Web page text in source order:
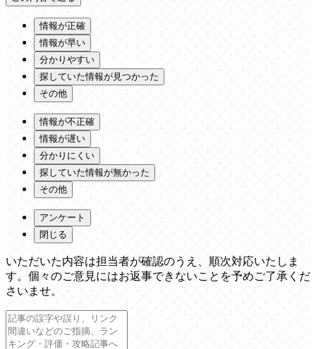
情報が正確
情報が早い
分かりやすい
探していた情報が見つかった
その他
情報が不正確
情報が遅い
分かりにくい
探していた情報が無かった
その他
アンケート
閉じる
いただいた内容は担当者が確認のうえ、順次対応いたしま
す。個々のご意見にはお返事できないことを予めご了承くだ
さいませ。